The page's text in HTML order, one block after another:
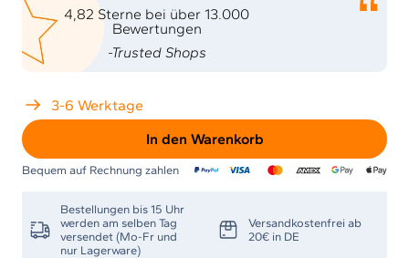
4,82 Sterne bei über 13.000
Bewertungen
-Trusted Shops
3-6 Werktage
In den Warenkorb
Bequem auf Rechnung zahlen
Bestellungen bis 15 Uhr
werden am selben Tag
versendet (Mo-Fr und
nur Lagerware)
Versandkostenfrei ab
20€ in DE